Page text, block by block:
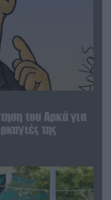
του Αρκά για
της